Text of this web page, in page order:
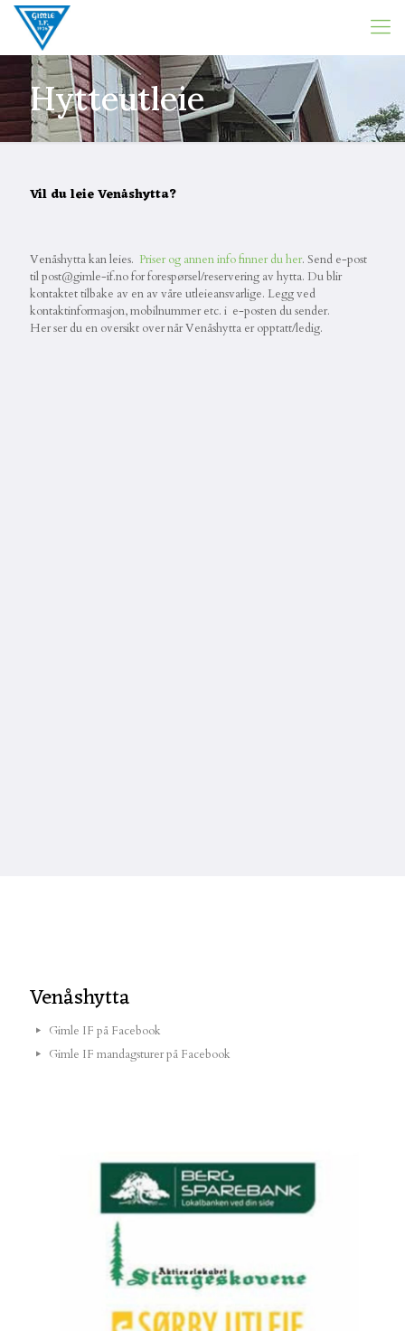
Hytteutleie
Vil du leie Venåshytta?
Venåshytta kan leies. Priser og annen info finner du her. Send e-post
til post@gimle-if.no for forespørsel/reservering av hytta. Du blir
kontaktet tilbake av en av våre utleieansvarlige. Legg ved
kontaktinformasjon, mobilnummer etc. i e-posten du sender.
Her ser du en oversikt over når Venåshytta er opptatt/ledig.
Venåshytta
Gimle IF på Facebook
Gimle IF mandagsturer på Facebook